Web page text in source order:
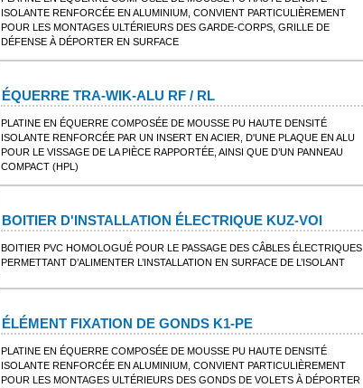
ISOLANTE RENFORCÉE EN ALUMINIUM, CONVIENT PARTICULIÈREMENT
POUR LES MONTAGES ULTÉRIEURS DES GARDE-CORPS, GRILLE DE
DÉFENSE À DÉPORTER EN SURFACE
ÉQUERRE TRA-WIK-ALU RF / RL
PLATINE EN ÉQUERRE COMPOSÉE DE MOUSSE PU HAUTE DENSITÉ
ISOLANTE RENFORCÉE PAR UN INSERT EN ACIER, D'UNE PLAQUE EN ALU
POUR LE VISSAGE DE LA PIÈCE RAPPORTÉE, AINSI QUE D’UN PANNEAU
COMPACT (HPL)
BOITIER D'INSTALLATION ÉLECTRIQUE KUZ-VOI
BOITIER PVC HOMOLOGUÉ POUR LE PASSAGE DES CÂBLES ÉLECTRIQUES
PERMETTANT D’ALIMENTER L’INSTALLATION EN SURFACE DE L’ISOLANT
ÉLÉMENT FIXATION DE GONDS K1-PE
PLATINE EN ÉQUERRE COMPOSÉE DE MOUSSE PU HAUTE DENSITÉ
ISOLANTE RENFORCÉE EN ALUMINIUM, CONVIENT PARTICULIÈREMENT
POUR LES MONTAGES ULTÉRIEURS DES GONDS DE VOLETS À DÉPORTER